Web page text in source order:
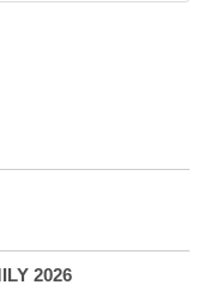
2026